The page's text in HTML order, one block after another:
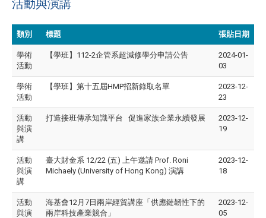
活動與演講
類別 標題 張貼日期
學術
活動
【學班】112-2企管系超減修學分申請公告
2024-01-
03
學術
活動
【學班】第十五屆HMP招新錄取名單
2023-12-
23
活動
與演
講
打造接班傳承知識平台 促進家族企業永續發展
2023-12-
19
活動
與演
講
臺大財金系 12/22 (五) 上午邀請 Prof. Roni
Michaely (University of Hong Kong) 演講
2023-12-
18
活動
與演
海基會12月7日兩岸經貿講座「供應鏈韌性下的
兩岸科技產業競合」
2023-12-
05